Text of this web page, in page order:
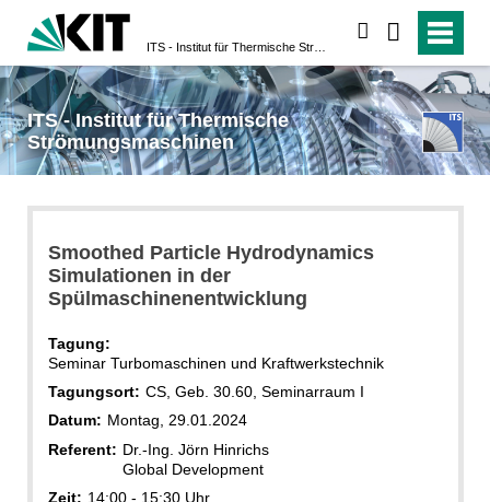
ITS - Institut für Thermische
Strömungsmaschinen
Smoothed Particle Hydrodynamics
Simulationen in der
Spülmaschinenentwicklung
Tagung:
Seminar Turbomaschinen und Kraftwerkstechnik
Tagungsort: CS, Geb. 30.60, Seminarraum I
Datum: Montag, 29.01.2024
Referent: Dr.-Ing. Jörn Hinrichs
Global Development
Zeit: 14:00 - 15:30 Uhr